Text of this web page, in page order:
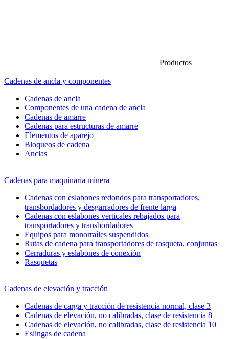
Productos
Cadenas de ancla y componentes
Cadenas de ancla
Componentes de una cadena de ancla
Cadenas de amarre
Cadenas para estructuras de amarre
Elementos de aparejo
Bloqueos de cadena
Anclas
Cadenas para maquinaria minera
Cadenas con eslabones redondos para transportadores,
transbordadores y desgarradores de frente larga
Cadenas con eslabones verticales rebajados para
transportadores y transbordadores
Equipos para monorraíles suspendidos
Rutas de cadena para transportadores de rasqueta, conjuntas
Cerraduras y eslabones de conexión
Rasquetas
Cadenas de elevación y tracción
Cadenas de carga y tracción de resistencia normal, clase 3
Cadenas de elevación, no calibradas, clase de resistencia 8
Cadenas de elevación, no calibradas, clase de resistencia 10
Eslingas de cadena